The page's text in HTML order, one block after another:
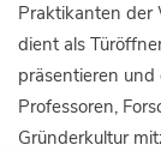
Praktikanten der
dient als
präsentieren
Professoren,
Gründerkultur